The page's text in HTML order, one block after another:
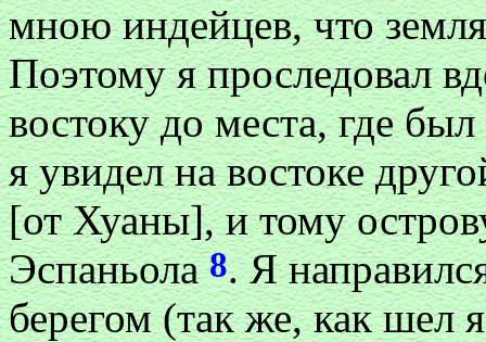
мною индейцев, что
Поэтому я проследовал
востоку до места, где
я увидел на востоке
[от Хуаны], и тому
Эспаньола8. Я
берегом (так же, как шел